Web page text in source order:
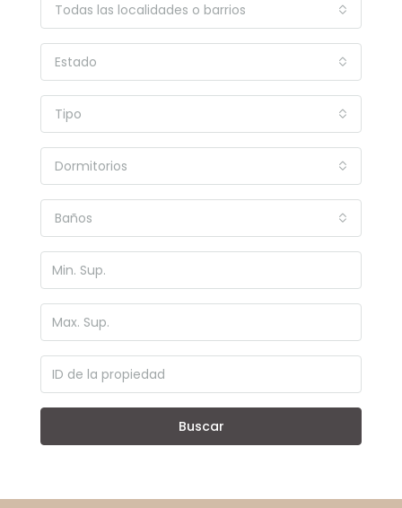
Todas las localidades o barrios
Estado
Tipo
Dormitorios
Baños
Buscar